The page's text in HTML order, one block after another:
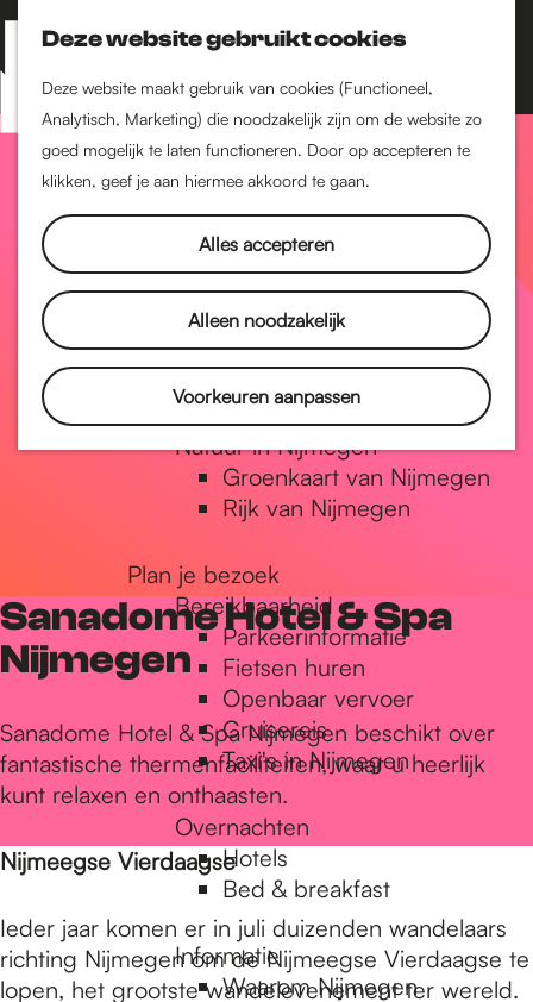
Deze website gebruikt cookies
Deze website maakt gebruik van cookies (Functioneel,
Analytisch, Marketing) die noodzakelijk zijn om de website zo
goed mogelijk te laten functioneren. Door op accepteren te
klikken, geef je aan hiermee akkoord te gaan.
Alles accepteren
Alleen noodzakelijk
Voorkeuren aanpassen
Z
o
e
k
e
K
a
a
r
t
M
e
n
Nijmegen-Nieuw-West
Dukenburg
Lindenholt
Historie
De oudste stad van
Nederland
Historische tijdlijn
Romeinse Limes
Vrede van Nijmegen
Penning
Natuur in Nijmegen
Groenkaart van Nijmegen
Rijk van Nijmegen
Plan je bezoek
Bereikbaarheid
Parkeerinformatie
Fietsen huren
Openbaar vervoer
Cruisereis
Taxi's in Nijmegen
Overnachten
Hotels
Bed & breakfast
Informatie
Waarom Nijmegen
Sanadome Hotel & Spa
Nijmegen
Sanadome Hotel & Spa Nijmegen beschikt over
fantastische thermenfaciliteiten, waar u heerlijk
kunt relaxen en onthaasten.
Nijmeegse Vierdaagse
Ieder jaar komen er in juli duizenden wandelaars
richting Nijmegen om de Nijmeegse Vierdaagse te
lopen, het grootste wandelevenement ter wereld.